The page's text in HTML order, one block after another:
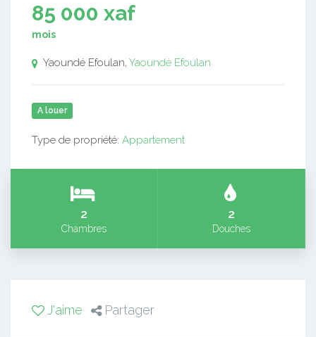
85 000 xaf
mois
Yaoundé Efoulan, Yaoundé Efoulan
A louer
Type de propriété: Appartement
2
Chambres
2
Douches
J'aime Partager